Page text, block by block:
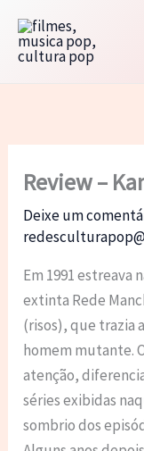
para
Review –
Deixe um
Em 1991 estreava
extinta Rede
(risos), que trazia
homem mutante.
atenção,
séries exibidas
sombrio dos